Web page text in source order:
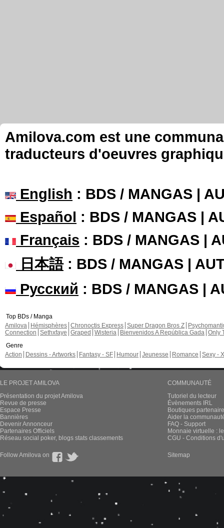
Amilova.com est une
traducteurs d'oeuvres
English : BDS / MANGAS |
Español : BDS / MANGAS |
Français : BDS / MANGAS |
日本語: BDS / MANGAS |
Русский : BDS / MANGAS |
Top BDs / Manga
Amilova
Hémisphères Chronoctis Express Super Dragon Bros Z
Connection Sethxfaye Graped Wisteria Bienvenidos A República Gada Only
Genre
Action
Dessins - Artworks Fantasy - SF Humour Jeunesse Romance Sexy -
LE PROJET AMILOVA
Présentation du projet Amilova
Revue de presse
Espace Presse
Bannières
Devenir Annonceur
Partenaires Officiels
Réseau social poker, blogs stats classements
COMMUNAUTÉ
Tutoriel du lecteur
Évènements IRL
Boutiques
Aider la
FAQ - Support
Monnaie virtuelle :
CGU - Conditions
Follow Amilova on Sitemap